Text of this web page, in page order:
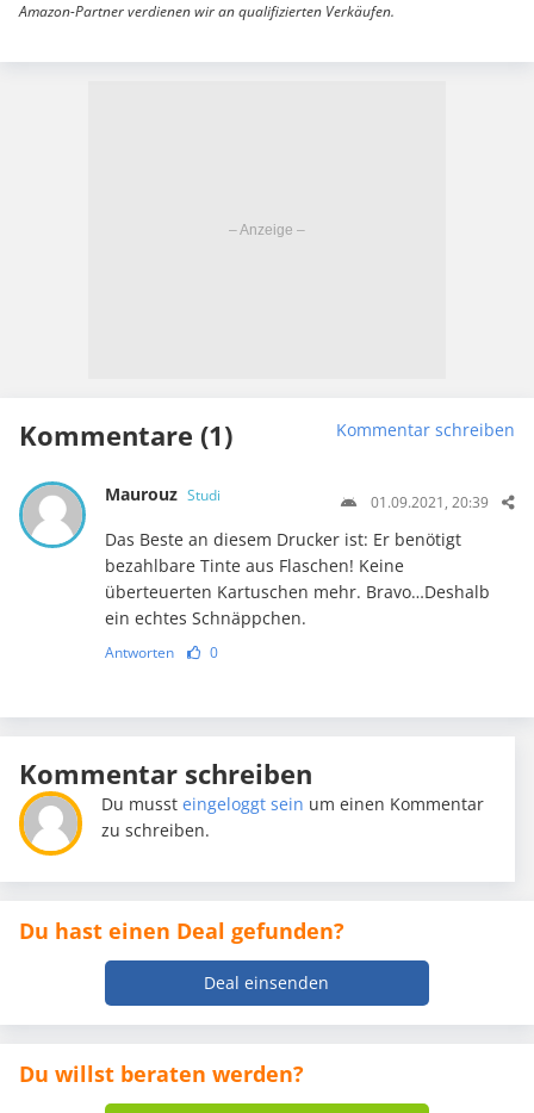
Amazon-Partner verdienen wir an qualifizierten Verkäufen.
Kommentare (1) Kommentar schreiben
Maurouz Studi 01.09.2021, 20:39
Das Beste an diesem Drucker ist: Er benötigt
bezahlbare Tinte aus Flaschen! Keine
überteuerten Kartuschen mehr. Bravo…Deshalb
ein echtes Schnäppchen.
Antworten 0
Kommentar schreiben
Du mussteingeloggt sein um einen Kommentar
zu schreiben.
Du hast einen Deal gefunden?
Deal einsenden
Du willst beraten werden?